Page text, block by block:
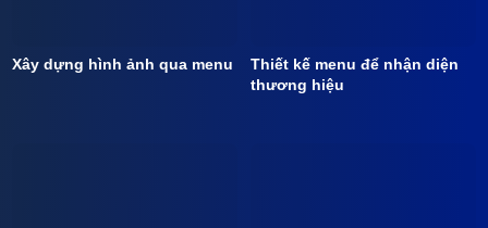
Xây dựng hình ảnh qua menu
Thiết kế menu để nhận diện
thương hiệu